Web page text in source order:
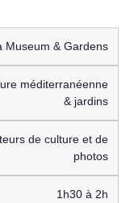
Museum & Gardens
méditerranéenne
& jardins
de culture et de
photos
1h30 à 2h